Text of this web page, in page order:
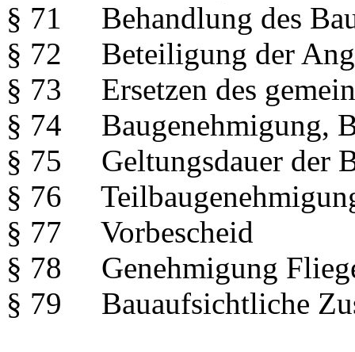
§ 71 Behandlung des
§ 72 Beteiligung der
§ 73 Ersetzen des
§ 74 Baugenehmigung,
§ 75 Geltungsdauer der
§ 76
§ 77 Vorbescheid
§ 78 Genehmigung
§ 79 Bauaufsichtliche